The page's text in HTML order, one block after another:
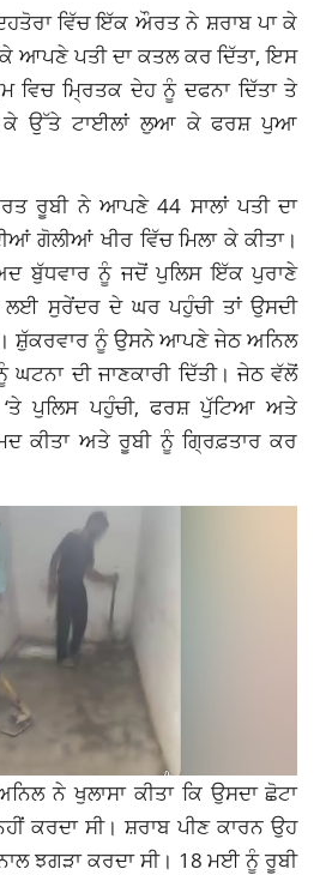
ਵਿੱਚ ਇੱਕ ਔਰਤ ਨੇ ਸ਼ਰਾਬ ਪਾ ਕੇ
ਆਪਣੇ ਪਤੀ ਦਾ ਕਤਲ ਕਰ ਦਿੱਤਾ, ਇਸ
ਵਿਚ ਮ੍ਰਿਤਕ ਦੇਹ ਨੂੰ ਦਫਨਾ ਦਿੱਤਾ ਤੇ
ਕੇ ਉੱਤੇ ਟਾਈਲਾਂ ਲੁਆ ਕੇ ਫਰਸ਼ ਪੁਆ
ਰੂਬੀ ਨੇ ਆਪਣੇ 44 ਸਾਲਾਂ ਪਤੀ ਦਾ
ਗੋਲੀਆਂ ਖੀਰ ਵਿੱਚ ਮਿਲਾ ਕੇ ਕੀਤਾ।
ਬੁੱਧਵਾਰ ਨੂੰ ਜਦੋਂ ਪੁਲਿਸ ਇੱਕ ਪੁਰਾਣੇ
ਲਈ ਸੁਰੇਂਦਰ ਦੇ ਘਰ ਪਹੁੰਚੀ ਤਾਂ ਉਸਦੀ
ਸ਼ੁੱਕਰਵਾਰ ਨੂੰ ਉਸਨੇ ਆਪਣੇ ਜੇਠ ਅਨਿਲ
ਦੀ ਜਾਣਕਾਰੀ ਦਿੱਤੀ। ਜੇਠ ਵੱਲੋਂ
ਪੁਲਿਸ ਪਹੁੰਚੀ, ਫਰਸ਼ ਪੁੱਟਿਆ ਅਤੇ
ਕੀਤਾ ਅਤੇ ਰੂਬੀ ਨੂੰ ਗ੍ਰਿਫ਼ਤਾਰ ਕਰ
ਨੇ ਖੁਲਾਸਾ ਕੀਤਾ ਕਿ ਉਸਦਾ ਛੋਟਾ
ਕਰਦਾ ਸੀ। ਸ਼ਰਾਬ ਪੀਣ ਕਾਰਨ ਉਹ
ਝਗੜਾ ਕਰਦਾ ਸੀ। 18 ਮਈ ਨੂੰ ਰੂਬੀ